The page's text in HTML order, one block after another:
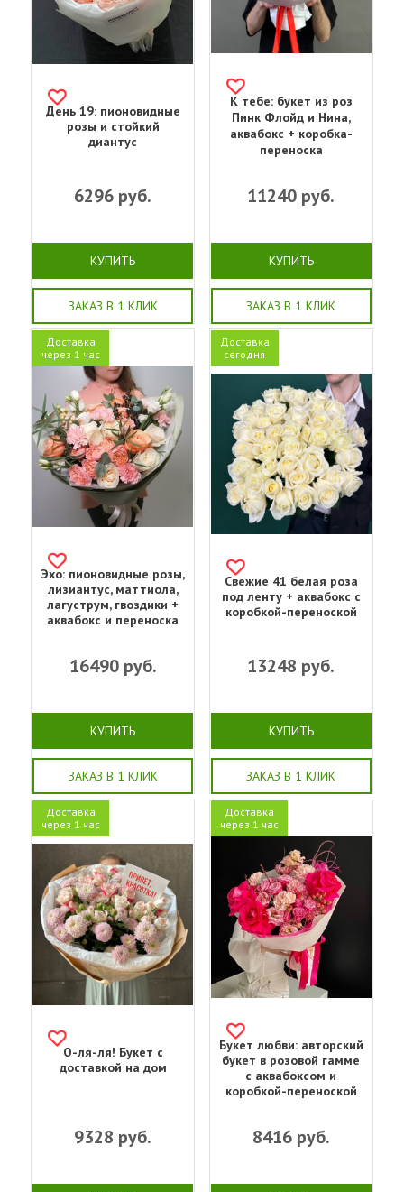
День 19: пионовидные
розы и стойкий
диантус
6296 руб.
КУПИТЬ
ЗАКАЗ В 1 КЛИК
К тебе: букет из роз
Пинк Флойд и Нина,
аквабокс + коробка-
переноска
11240 руб.
КУПИТЬ
ЗАКАЗ В 1 КЛИК
Доставка
через 1 час
Эхо: пионовидные розы,
лизиантус, маттиола,
лагуструм, гвоздики +
аквабокс и переноска
16490руб.
КУПИТЬ
ЗАКАЗ В 1 КЛИК
Доставка
сегодня
Свежие 41 белая роза
под ленту + аквабокс с
коробкой-переноской
13248 руб.
КУПИТЬ
ЗАКАЗ В 1 КЛИК
Доставка
через 1 час
О-ля-ля! Букет с
доставкой на дом
9328 руб.
Доставка
через 1 час
Букет любви: авторский
букет в розовой гамме
с аквабоксом и
коробкой-переноской
8416руб.